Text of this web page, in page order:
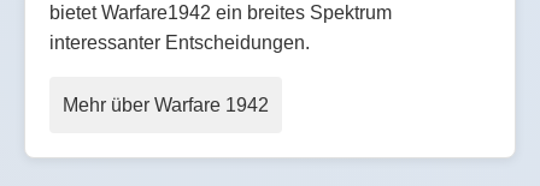
bietet Warfare1942 ein breites Spektrum
interessanter Entscheidungen.
Mehr über Warfare 1942